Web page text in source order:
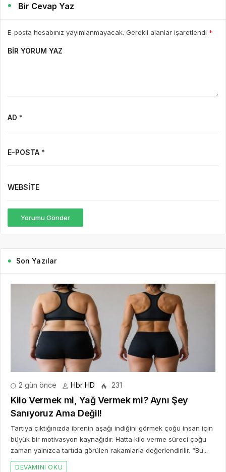
Bir Cevap Yaz
E-posta hesabınız yayımlanmayacak. Gerekli alanlar işaretlendi *
BIR YORUM YAZ
AD *
E-POSTA *
WEBSITE
Yorumu Gönder
Son Yazılar
2 gün önce Hbr HD 231
Kilo Vermek mi, Yağ Vermek mi? Aynı Şey
Sanıyoruz Ama Değil!
Tartıya çıktığınızda ibrenin aşağı indiğini görmek çoğu insan için
büyük bir motivasyon kaynağıdır. Hatta kilo verme süreci çoğu
zaman yalnızca tartıda görülen rakamlarla değerlendirilir. “Bu...
DEVAMINI OKU